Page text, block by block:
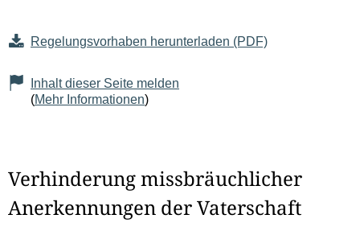
Regelungsvorhaben herunterladen (PDF)
Inhalt dieser Seite melden
(Mehr Informationen)
Verhinderung missbräuchlicher
Anerkennungen der Vaterschaft